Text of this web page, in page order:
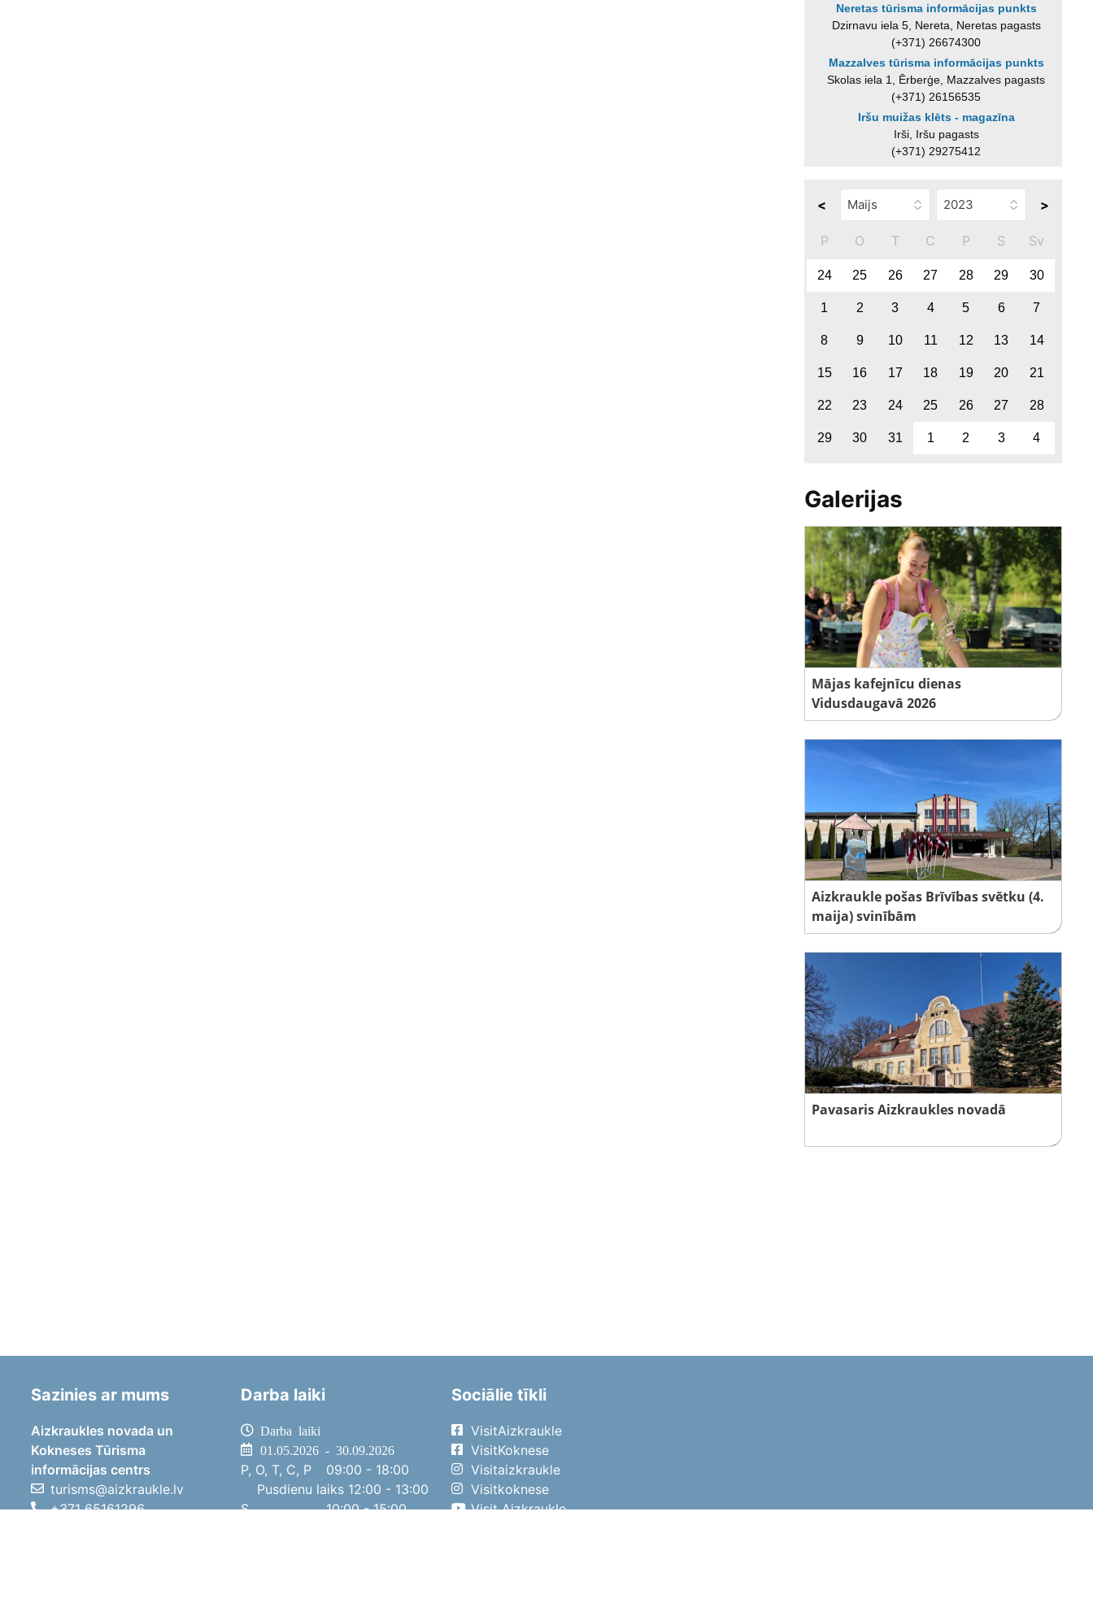
Neretas tūrisma informācijas punkts
Dzirnavu iela 5, Nereta, Neretas pagasts
(+371) 26674300
Mazzalves tūrisma informācijas punkts
Skolas iela 1, Ērberģe, Mazzalves pagasts
(+371) 26156535
Iršu muižas klēts - magazīna
Irši, Iršu pagasts
(+371) 29275412
< >
P O T C P S Sv
24 25 26 27 28 29 30
1 2 3 4 5 6 7
8 9 10 11 12 13 14
15 16 17 18 19 20 21
22 23 24 25 26 27 28
29 30 31 1 2 3 4
Galerijas
Mājas kafejnīcu dienas
Vidusdaugavā 2026
Aizkraukle pošas Brīvības svētku (4.
maija) svinībām
Pavasaris Aizkraukles novadā
Sazinies ar mums
Aizkraukles novada un
Kokneses Tūrisma
informācijas centrs
turisms@aizkraukle.lv
+371 65161296
Darba laiki
Darba laiki
01.05.2026 - 30.09.2026
P, O, T, C, P
09:00 - 18:00
Pusdienu laiks 12:00 - 13:00
S
10:00 - 15:00
Sociālie tīkli
VisitAizkraukle
VisitKoknese
Visitaizkraukle
Visitkoknese
Visit Aizkraukle